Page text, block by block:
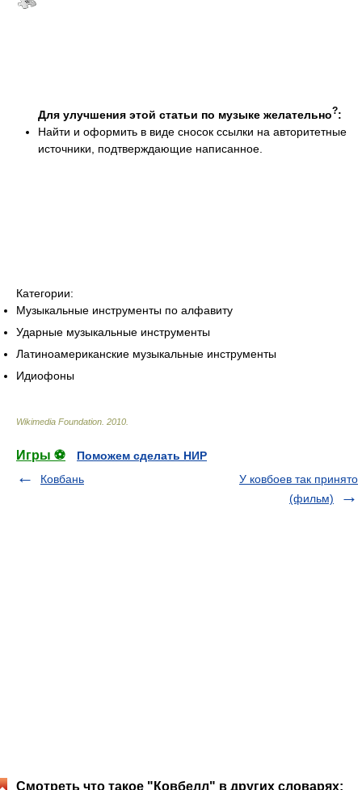
Для улучшения этой статьи по музыке желательно?:
Найти и оформить в виде сносок ссылки на авторитетные
источники, подтверждающие написанное.
Категории:
Музыкальные инструменты по алфавиту
Ударные музыкальные инструменты
Латиноамериканские музыкальные инструменты
Идиофоны
Wikimedia Foundation 2010
Игры ⚽
Поможем сделать НИР
Ковбань
У ковбоев так принято
(фильм)
Смотреть что такое "Ковбелл" в других словарях: